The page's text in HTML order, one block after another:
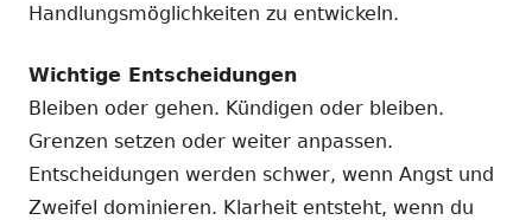
Handlungsmöglichkeiten zu entwickeln.
Wichtige Entscheidungen
Bleiben oder gehen. Kündigen oder bleiben.
Grenzen setzen oder weiter anpassen.
Entscheidungen werden schwer, wenn Angst und
Zweifel dominieren. Klarheit entsteht, wenn du